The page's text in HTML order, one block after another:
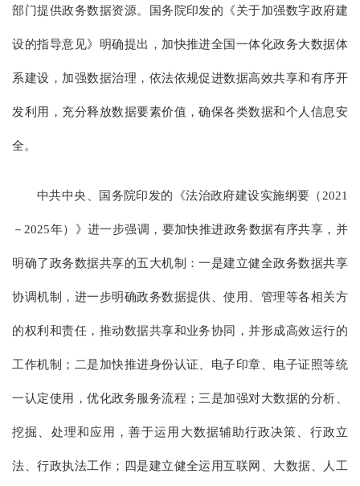
部门提供政务数据资源。国务院印发的《关于加强数字政府建
设的指导意见》明确提出，加快推进全国一体化政务大数据体
系建设，加强数据治理，依法依规促进数据高效共享和有序开
发利用，充分释放数据要素价值，确保各类数据和个人信息安
全。
中共中央、国务院印发的《法治政府建设实施纲要（2021
－2025年）》进一步强调，要加快推进政务数据有序共享，并
明确了政务数据共享的五大机制：一是建立健全政务数据共享
协调机制，进一步明确政务数据提供、使用、管理等各相关方
的权利和责任，推动数据共享和业务协同，并形成高效运行的
工作机制；二是加快推进身份认证、电子印章、电子证照等统
一认定使用，优化政务服务流程；三是加强对大数据的分析、
挖掘、处理和应用，善于运用大数据辅助行政决策、行政立
法、行政执法工作；四是建立健全运用互联网、大数据、人工